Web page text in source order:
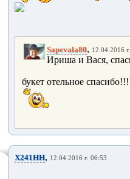
Sapevala80, 12.04.2016
Ириша и Вася,
букет отельное
X241HH, 12.04.2016 г. 06:53